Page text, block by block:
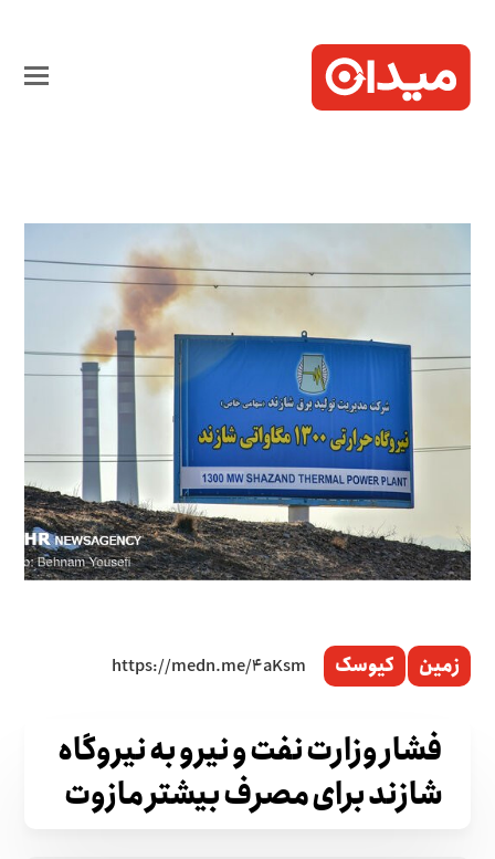
زمین کیوسک
فشار وزارت نفت و نیرو به نیروگاه
شازند برای مصرف بیشتر مازوت